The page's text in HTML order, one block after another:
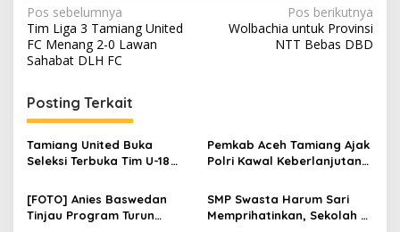
N
a
v
i
g
a
s
i
p
Pos sebelumnya
Tim Liga 3 Tamiang United
FC Menang 2-0 Lawan
Sahabat DLH FC
Pos berikutnya
Wolbachia untuk Provinsi
NTT Bebas DBD
Posting Terkait
Tamiang United Buka
Seleksi Terbuka Tim U-18
Aceh 2026
Pemkab Aceh Tamiang Ajak
Polri Kawal Keberlanjutan
[FOTO] Anies Baswedan
Tinjau Program Turun
SMP Swasta Harum Sari
Memprihatinkan, Sekolah di